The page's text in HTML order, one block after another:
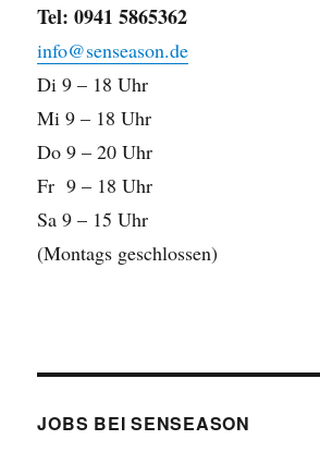
Tel: 0941 5865362
info@senseason.de
Di 9 – 18 Uhr
Mi 9 – 18 Uhr
Do 9 – 20 Uhr
Fr 9 – 18 Uhr
Sa 9 – 15 Uhr
(Montags geschlossen)
JOBS BEI SENSEASON